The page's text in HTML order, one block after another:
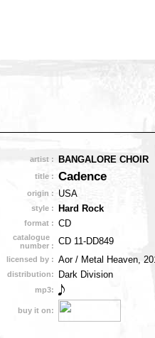
artist : BANGALORE CHOIR
title : Cadence
origin : USA
style : Hard Rock
format : CD
catalogue
number : CD 11-DD849
licensed by : Aor / Metal Heaven,
distribution: Dark Division
mp3:
buy it on: